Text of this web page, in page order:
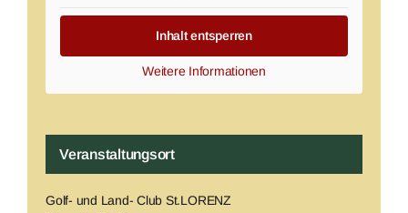
Veranstaltungsort
Golf- und Land- Club St.LORENZ
Inhalt entsperren
Weitere Informationen